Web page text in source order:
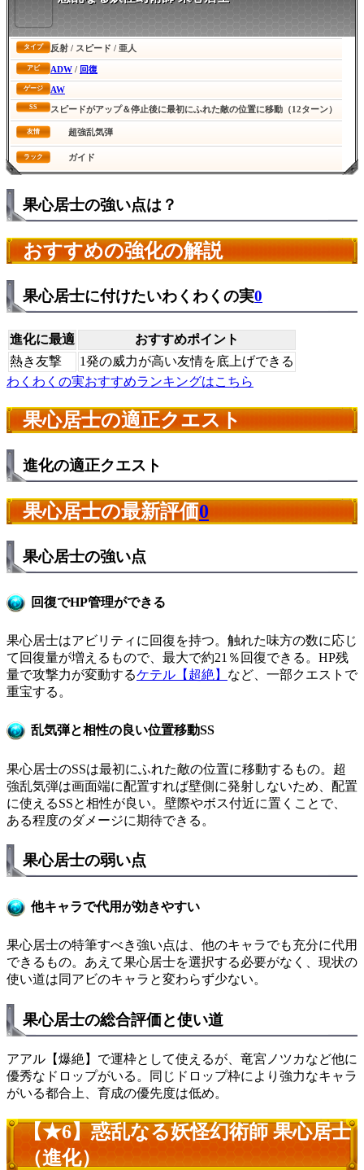
タイプ 反射 / スピード / 亜人
アビ ADW / 回復
ゲージ AW
SS スピードがアップ＆停止後に最初にふれた敵の位置に移動（12ターン）
友情 超強乱気弾
ラック ガイド
果心居士の強い点は？
おすすめの強化の解説
果心居士に付けたいわくわくの実0
進化に最適
おすすめポイント
熱き友撃
1発の威力が高い友情を底上げできる
わくわくの実おすすめランキングはこちら
果心居士の適正クエスト
進化の適正クエスト
果心居士の最新評価0
果心居士の強い点
回復でHP管理ができる
果心居士はアビリティに回復を持つ。触れた味方の数に応じ
て回復量が増えるもので、最大で約21％回復できる。HP残
量で攻撃力が変動するケテル【超絶】 など、一部クエストで
重宝する。
乱気弾と相性の良い位置移動SS
果心居士のSSは最初にふれた敵の位置に移動するもの。超
強乱気弾は画面端に配置すれば壁側に発射しないため、配置
に使えるSSと相性が良い。壁際やボス付近に置くことで、
ある程度のダメージに期待できる。
果心居士の弱い点
他キャラで代用が効きやすい
果心居士の特筆すべき強い点は、他のキャラでも充分に代用
できるもの。あえて果心居士を選択する必要がなく、現状の
使い道は同アビのキャラと変わらず少ない。
果心居士の総合評価と使い道
アアル【爆絶】で運枠として使えるが、竜宮ノツカなど他に
優秀なドロップがいる。同じドロップ枠により強力なキャラ
がいる都合上、育成の優先度は低め。
【★6】惑乱なる妖怪幻術師 果心居士
（進化）